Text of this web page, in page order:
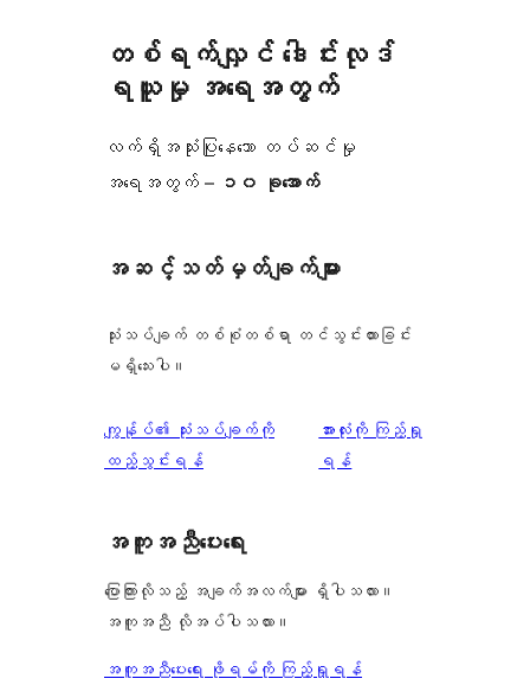
တစ်ရက်လျှင် ဒေါင်းလုဒ်
ရယူမှု အရေအတွက်
လက်ရှိအသုံးပြုနေသော တပ်ဆင်မှု
အရေအတွက် – ၁၀ ခုအောက်
အဆင့်သတ်မှတ်ချက်များ
သုံးသပ်ချက် တစ်စုံတစ်ရာ တင်သွင်းထားခြင်း
မရှိသေးပါ။
ကျွန်ုပ်၏ သုံးသပ်ချက်ကို
ထည့်သွင်းရန်
သုံးသပ်
ချက်
အားလုံးကို ကြည့်ရှု
ရန်
အကူအညီပေးရေး
ပြောကြားလိုသည့် အချက်အလက်များ ရှိပါသလား။
အကူအညီ လိုအပ်ပါသလား။
အကူအညီပေးရေး ဖိုရမ်ကို ကြည့်ရှုရန်